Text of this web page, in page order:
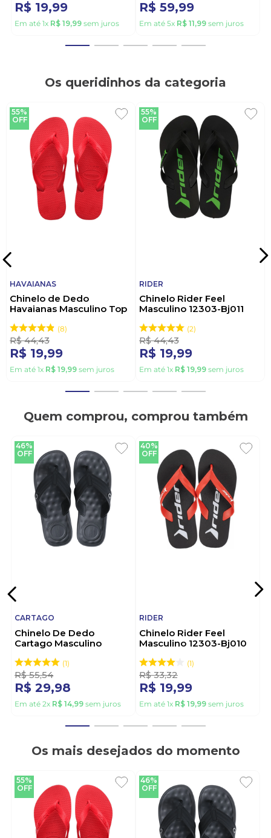
R$ 19,99
Em até 1x R$ 19,99 sem juros
R$ 59,99
Em até 5x R$ 11,99 sem juros
Os queridinhos da categoria
55%
OFF
HAVAIANAS
Chinelo de Dedo
Havaianas Masculino Top
8
R$ 44,43
R$ 19,99
Em até 1x R$ 19,99 sem juros
55%
OFF
RIDER
Chinelo Rider Feel
Masculino 12303-Bj011
2
R$ 44,43
R$ 19,99
Em até 1x R$ 19,99 sem juros
Quem comprou, comprou também
46%
OFF
CARTAGO
Chinelo De Dedo
Cartago Masculino
Cinza
1
R$ 55,54
R$ 29,98
Em até 2x R$ 14,99 sem juros
40%
OFF
RIDER
Chinelo Rider Feel
Masculino 12303-Bj010
1
R$ 33,32
R$ 19,99
Em até 1x R$ 19,99 sem juros
Os mais desejados do momento
55%
OFF
46%
OFF